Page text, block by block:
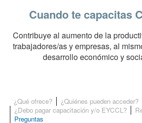
Cuando te capacitas
Contribuye al aumento de la
trabajadores/as y empresas, al
desarrollo económico y
¿Qué ofrece? ¿Quiénes pueden acceder?
¿Debo pagar capacitación y/o EYCCL?
Preguntas